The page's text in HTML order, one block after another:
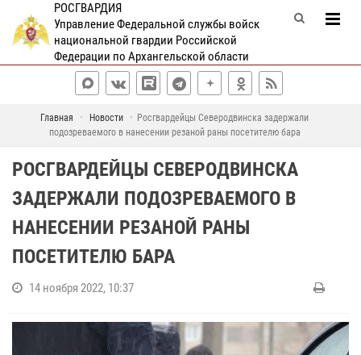
РОСГВАРДИЯ
Управление Федеральной службы войск
национальной гвардии Российской
Федерации по Архангельской области
Главная Новости
Росгвардейцы Северодвинска задержали
подозреваемого в нанесении резаной раны посетителю бара
РОСГВАРДЕЙЦЫ СЕВЕРОДВИНСКА
ЗАДЕРЖАЛИ ПОДОЗРЕВАЕМОГО В
НАНЕСЕНИИ РЕЗАНОЙ РАНЫ
ПОСЕТИТЕЛЮ БАРА
14 ноября 2022, 10:37